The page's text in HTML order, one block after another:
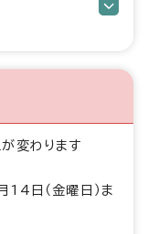
変わります
14日（金曜日）ま